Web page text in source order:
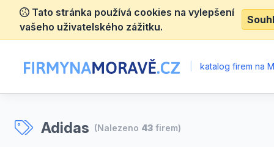
Tato stránka používá cookies na vylepšení
vašeho uživatelského zážitku.
katalog firem na
Adidas (Nalezeno 43 firem)